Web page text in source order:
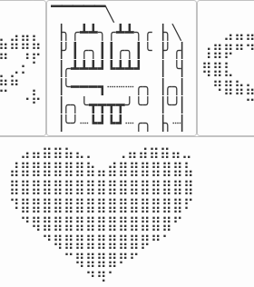
▔▔▔▔▔╲
▕╮╭┻┻╮╭┻┻╮╭▕╮╲
▕╯┃╭╮┃┃╭╮┃╰▕╯╭▏
▕╭┻┻┻┛┗┻┻┛  ▕  ╰▏
▕╰━━━┓┈┈┈╭╮▕╭╮▏
▕╭╮╰┳┳┳┳╯╰╯▕╰╯▏
▕╰╯┈┗┛┗┛┈╭╮▕╮┈▏
⠀⣠⣤⣶⣶⣦⣄⡀  ⠀⢀⣤⣴⣶⣶⣤⣀⠀
⣼⣿⣿⣿⣿⣿⣿⣷⣤⣾⣿⣿⣿⣿⣿⣿⣧
⣿⣿⣿⣿⣿⣿⣿⣿⣿⣿⣿⣿⣿⣿⣿⣿⣿
⠹⣿⣿⣿⣿⣿⣿⣿⣿⣿⣿⣿⣿⣿⣿⣿⠏
⠀⠙⢿⣿⣿⣿⣿⣿⣿⣿⣿⣿⣿⣿⣿⠋⠀
⠀⠀⠀⠙⢿⣿⣿⣿⣿⣿⣿⣿⡿⠛⠁⠀⠀
⠀⠀⠀⠀⠀⠉⢿⣿⣿⣿⠟⠋⠀⠀⠀⠀⠀
⠀⠀⠀⠀⠀⠀⠀⠙⠻⠁⠀⠀⠀⠀⠀⠀⠀⠀⠀⠀⠀⠀⠀